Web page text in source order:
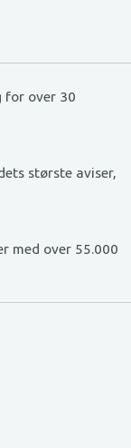
for over 30
største aviser,
med over 55.000